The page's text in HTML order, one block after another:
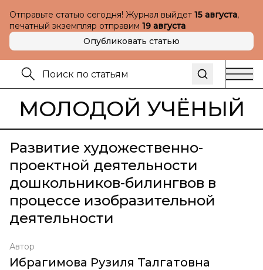
Отправьте статью сегодня! Журнал выйдет 15 августа,
печатный экземпляр отправим 19 августа
Опубликовать статью
МОЛОДОЙ УЧЁНЫЙ
Развитие художественно-
проектной деятельности
дошкольников-билингвов в
процессе изобразительной
деятельности
Автор
Ибрагимова Рузиля Талгатовна